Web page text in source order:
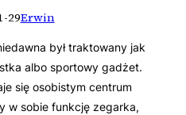
29Erwin
był traktowany jak
albo sportowy gadżet.
się osobistym centrum
w sobie funkcję zegarka,